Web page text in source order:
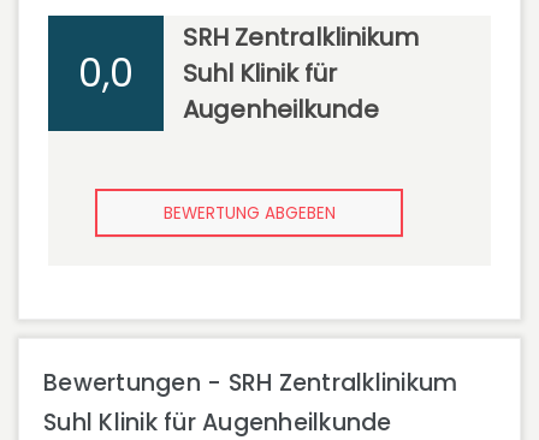
0,0
SRH Zentralklinikum
Suhl Klinik für
Augenheilkunde
BEWERTUNG ABGEBEN
Bewertungen - SRH Zentralklinikum
Suhl Klinik für Augenheilkunde